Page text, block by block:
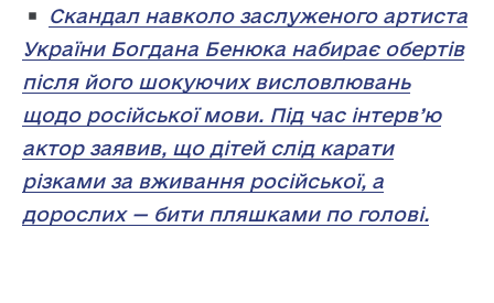
Скандал навколо заслуженого артиста
України Богдана Бенюка набирає обертів
після його шокуючих висловлювань
щодо російської мови. Під час інтерв’ю
актор заявив, що дітей слід карати
різками за вживання російської, а
дорослих — бити пляшками по голові.